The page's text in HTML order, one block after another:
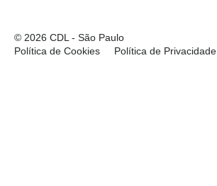
© 2026 CDL - São Paulo
Política de Cookies
Política de Privacidade